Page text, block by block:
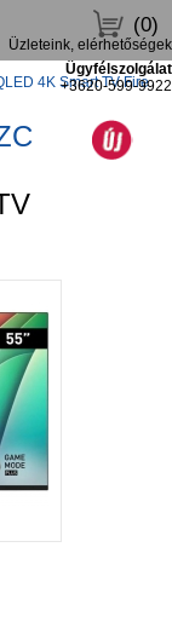
(0)
Üzleteink, elérhetőségek
Ügyfélszolgálat
+3620-599-9922
4K Smart TV Fire